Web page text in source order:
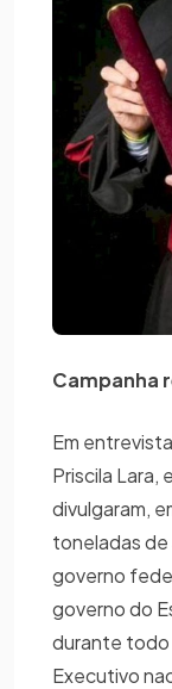
Campanha
Em
Priscila Lara,
divulgaram,
toneladas
governo
governo do
durante todo
Executivo